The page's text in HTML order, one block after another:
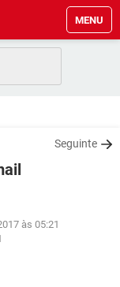
MENU
Seguinte
às 05:21